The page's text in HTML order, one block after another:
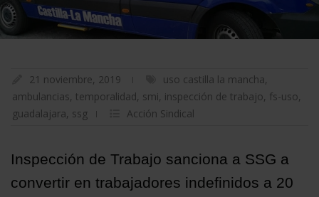
21 noviembre, 2019 uso castilla la mancha,
ambulancias, temporalidad, smi, inspección de trabajo, fs-uso,
guadalajara, ssg Acción Sindical
Inspección de Trabajo sanciona a SSG a
convertir en trabajadores indefinidos a 20